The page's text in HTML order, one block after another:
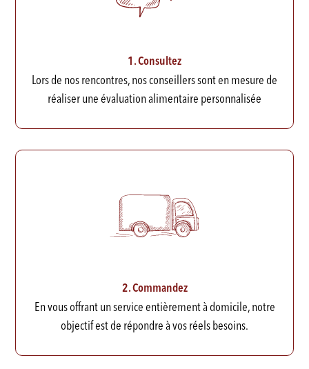
1. Consultez
Lors de nos rencontres, nos conseillers sont en mesure de
réaliser une évaluation alimentaire personnalisée
2. Commandez
En vous offrant un service entièrement à domicile, notre
objectif est de répondre à vos réels besoins.